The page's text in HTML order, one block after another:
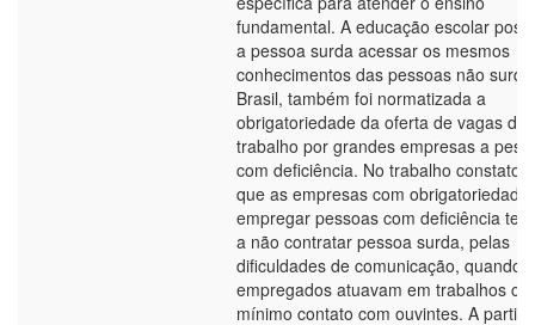
fundamental. A educação escolar
a pessoa surda acessar os mesmos
conhecimentos das pessoas não
Brasil, também foi normatizada a
obrigatoriedade da oferta de vagas de
trabalho por grandes empresas a
com deficiência. No trabalho
que as empresas com obrigatoriedade
empregar pessoas com deficiência
a não contratar pessoa surda, pelas
dificuldades de comunicação, quando
empregados atuavam em trabalhos
mínimo contato com ouvintes. A partir